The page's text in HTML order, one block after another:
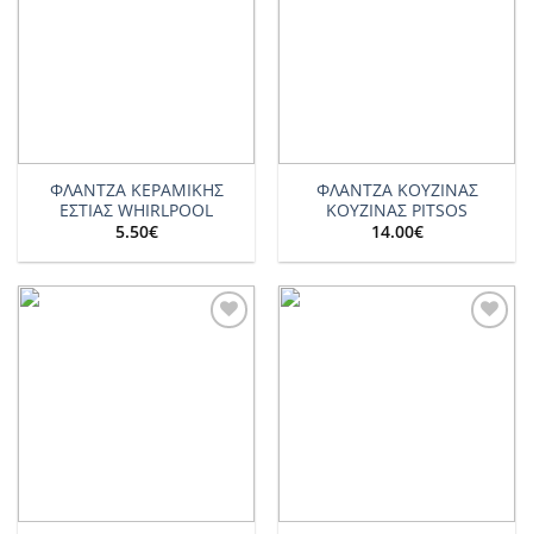
ΦΛΑΝΤΖΑ ΚΕΡΑΜΙΚΗΣ
ΕΣΤΙΑΣ WHIRLPOOL
5.50€
ΦΛΑΝΤΖΑ ΚΟΥΖΙΝΑΣ
ΚΟΥΖΙΝΑΣ PITSOS
14.00€